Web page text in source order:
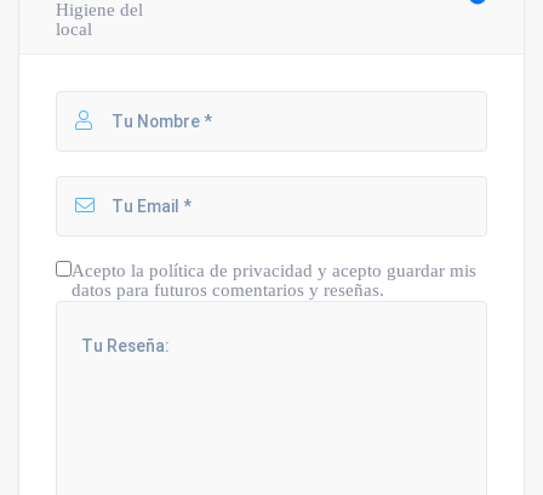
Higiene del
local
Acepto la política de privacidad y acepto guardar mis
datos para futuros comentarios y reseñas.